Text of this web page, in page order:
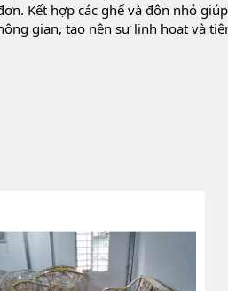
Kết hợp các ghế và đôn nhỏ
gian, tạo nên sự linh hoạt và